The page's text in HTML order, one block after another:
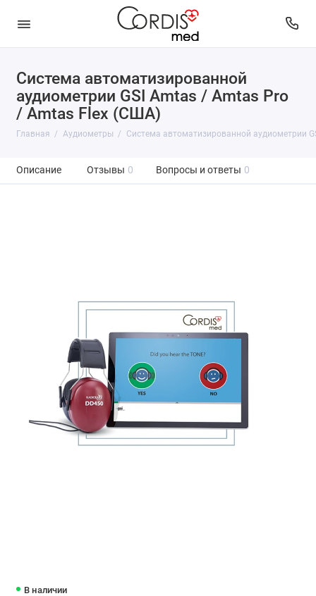
Система автоматизированной
аудиометрии GSI Аmtas / Аmtas Pro
/ Аmtas Flex (США)
Главная Аудиометры Система автоматизированной аудиометрии
Описание Отзывы 0 Вопросы и ответы 0
В наличии